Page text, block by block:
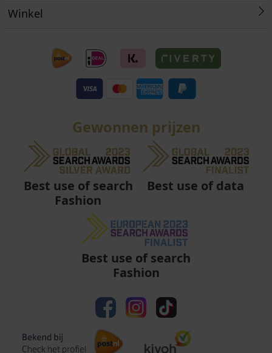
Winkel
Gewonnen prijzen
Best use of search
Fashion
Best use of data
Best use of search
Fashion